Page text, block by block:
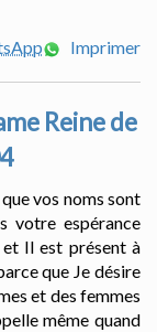
Imprimer
Reine de
vos noms sont
votre espérance
Il est présent à
que Je désire
et des femmes
même quand